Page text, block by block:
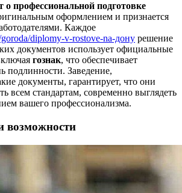
о профессиональной подготовке
оформлением и признается
Каждое
diplomy-v-rostove-na-дону решение
документов использует официальные
гознак, что обеспечивает
подлинности. Заведение,
документы, гарантирует, что они
всем стандартам, современно выглядеть
вашего профессионализма.
возможности